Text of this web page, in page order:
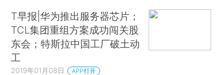
T早报|华为推出服务器芯片；
TCL集团重组方案成功闯关股
东会；特斯拉中国工厂破土动
工
2019年01月08日 APP打开